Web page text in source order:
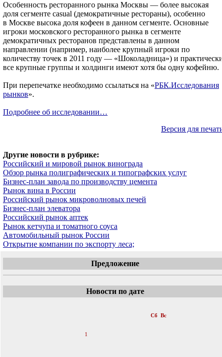
Особенность ресторанного рынка Москвы — более высокая
доля сегменте casual (демократичные рестораны), особенно
в Москве высока доля кофеен в данном сегменте. Основные
игроки московского ресторанного рынка в сегменте
демократичных ресторанов представлены в данном
направлении (например, наиболее крупный игроки по
количеству точек в 2011 году — «Шоколадница») и
все крупные группы и холдинги имеют хотя бы одну кофейню.
При перепечатке необходимо ссылаться на «РБК.Исследования
рынков».
Подробнее об исследовании…
Версия для
Другие новости в рубрике:
Российский и мировой рынок винограда
Обзор рынка полиграфических и типографских услуг
Бизнес-план завода по производству цемента
Рынок вина в России
Российский рынок микроволновых печей
Бизнес-план элеватора
Российский рынок аптек
Рынок кетчупа и томатного соуса
Автомобильный рынок России
Открытие компании по экспорту леса;
Предложение
Новости по дате
Сб Вс
1